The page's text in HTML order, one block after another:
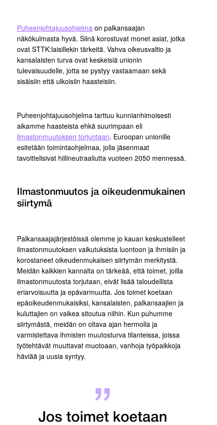
Puheenjohtajuusohjelma on palkansaajan
näkökulmasta hyvä. Siinä korostuvat monet asiat, jotka
ovat STTK:laisillekin tärkeitä. Vahva oikeusvaltio ja
kansalaisten turva ovat keskeisiä unionin
tulevaisuudelle, jotta se pystyy vastaamaan sekä
sisäisiin että ulkoisiin haasteisiin.
Puheenjohtajuusohjelma tarttuu kunnianhimoisesti
aikamme haasteista ehkä suurimpaan eli
ilmastonmuutoksen torjuntaan. Euroopan unionille
esitetään toimintaohjelmaa, jolla jäsenmaat
tavoittelisivat hiilineutraaliutta vuoteen 2050 mennessä.
Ilmastonmuutos ja oikeudenmukainen
siirtymä
Palkansaajajärjestöissä olemme jo kauan keskustelleet
ilmastonmuutoksen vaikutuksista luontoon ja ihmisiin ja
korostaneet oikeudenmukaisen siirtymän merkitystä.
Meidän kaikkien kannalta on tärkeää, että toimet, joilla
ilmastonmuutosta torjutaan, eivät lisää taloudellista
eriarvoisuutta ja epävarmuutta. Jos toimet koetaan
epäoikeudenmukaisiksi, kansalaisten, palkansaajien ja
kuluttajien on vaikea sitoutua niihin. Kun puhumme
siirtymästä, meidän on oltava ajan hermolla ja
varmistettava ihmisten muutosturva tilanteissa, joissa
työtehtävät muuttavat muotoaan, vanhoja työpaikkoja
häviää ja uusia syntyy.
Jos toimet koetaan